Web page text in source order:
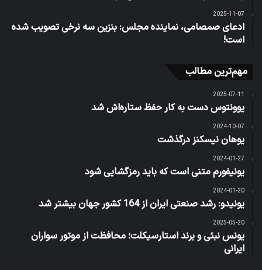
2025-11-07
ادعای صمصامی، نماینده مجلس: بنزین سه نرخی تصویب شده
است!
مهم‌ترین مطالب
2025-07-11
یوونتوس دست به کار حفظ ستاره‌اش شد
2024-10-07
یوهان نیسکنز درگذشت
2024-01-27
یونیفورم متنی است که باید رمزگشایی شود
2024-01-20
یونیدو: رشد صنعتی ایران از 164 کشور جهان بیشتر شد
2025-05-20
یونس نبئی و برند استارسیکلت؛ محافظت از موتور سواران
ایرانی